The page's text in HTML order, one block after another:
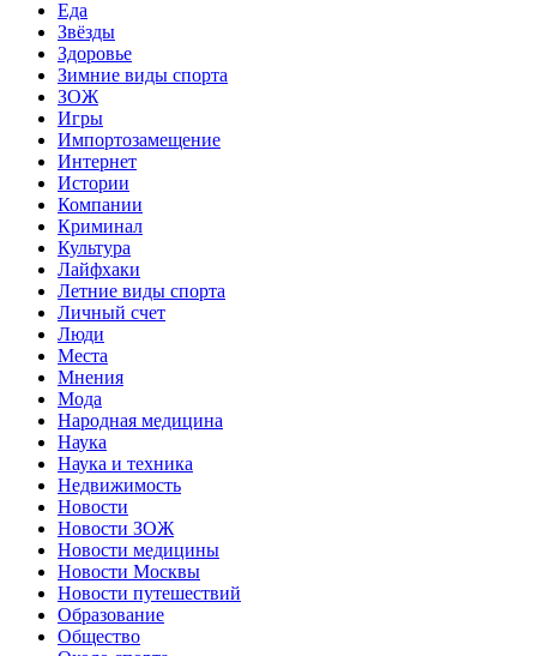
Еда
Звёзды
Здоровье
Зимние виды спорта
ЗОЖ
Игры
Импортозамещение
Интернет
Истории
Компании
Криминал
Культура
Лайфхаки
Летние виды спорта
Личный счет
Люди
Места
Мнения
Мода
Народная медицина
Наука
Наука и техника
Недвижимость
Новости
Новости ЗОЖ
Новости медицины
Новости Москвы
Новости путешествий
Образование
Общество